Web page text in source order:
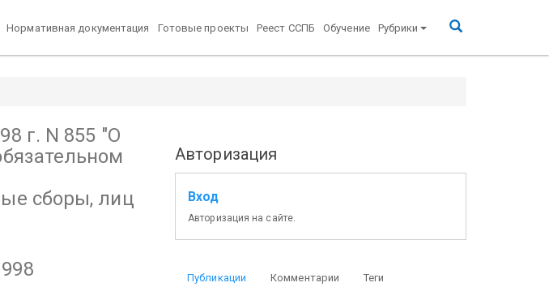
Нормативная документация Готовые проекты Реест ССПБ Обучение Рубрики
г. N 855 "О
сборы, лиц
Авторизация
Вход
Авторизация на сайте.
Публикации Комментарии Теги